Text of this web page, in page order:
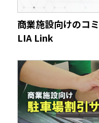
商業施設向けのコ
LIA Link